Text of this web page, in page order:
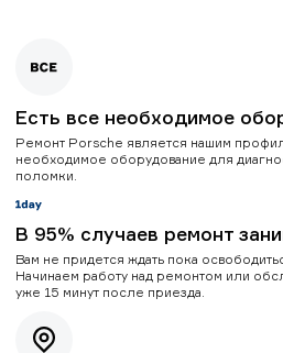
Есть все необходимое
Ремонт Porsche является нашим
необходимое оборудование для
поломки.
В 95% случаев ремонт
Вам не придется ждать пока
Начинаем работу над ремонтом или
уже 15 минут после приезда.